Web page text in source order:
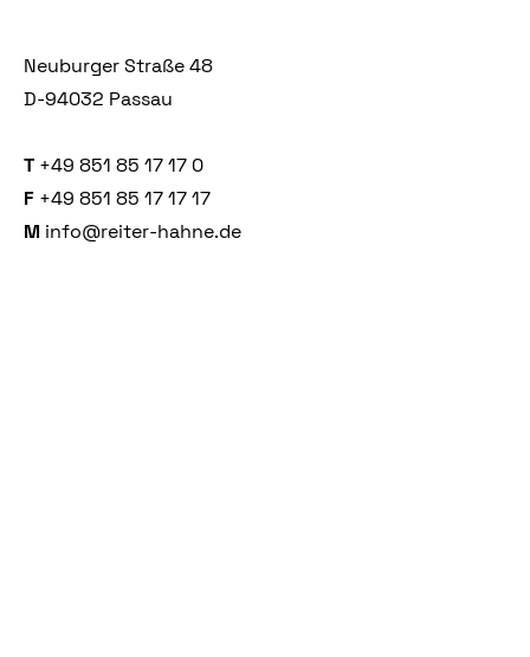
Neuburger Straße 48
D-94032 Passau
T +49 851 85 17 17 0
F +49 851 85 17 17 17
M info@reiter-hahne.de